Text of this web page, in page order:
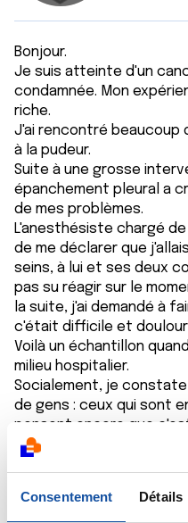
Consentement Détails
Bonjour.
Je suis atteinte d'un
condamnée. Mon
riche.
J'ai rencontré beaucoup
à la pudeur.
Suite à une grosse
épanchement pleural a
de mes problèmes.
L'anesthésiste chargé
de me déclarer que
seins, à lui et ses deux
pas su réagir sur le
la suite, j'ai demandé à
c'était difficile et
Voilà un échantillon
milieu hospitalier.
Socialement, je
de gens : ceux qui sont
pensent encore que